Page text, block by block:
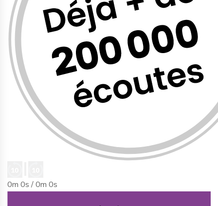
0m 0s /0m 0s